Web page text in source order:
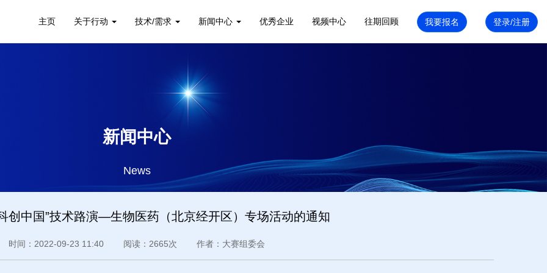
主页 关于行动 技术/需求 新闻中心 优秀企业 视频中心 往期回顾
新闻中心
News
创中国”技术路演—生物医药（北京经开区）专场活动的通知
时间：2022-09-23 11:40 阅读：2665次 作者：大赛组委会